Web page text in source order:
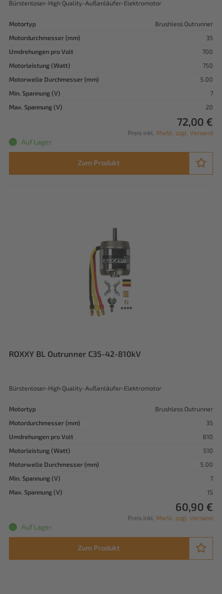
Bürstenloser-High Quality-Außenläufer-Elektromotor
Motortyp
Brushless Outrunner
Motordurchmesser (mm)
35
Umdrehungen pro Volt
700
Motorleistung (Watt)
750
Motorwelle Durchmesser (mm)
5.00
Min. Spannung (V)
7
Max. Spannung (V)
20
72,00 €
Preis inkl. MwSt. zzgl. Versand
Auf Lager
Zum Produkt
ROXXY BL Outrunner C35-42-810kV
Bürstenloser-High Quality-Außenläufer-Elektromotor
Motortyp
Brushless Outrunner
Motordurchmesser (mm)
35
Umdrehungen pro Volt
810
Motorleistung (Watt)
510
Motorwelle Durchmesser (mm)
5.00
Min. Spannung (V)
7
Max. Spannung (V)
15
60,90 €
Preis inkl. MwSt. zzgl. Versand
Auf Lager
Zum Produkt